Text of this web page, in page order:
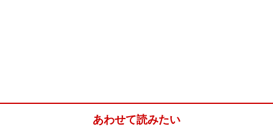
あわせて読みたい